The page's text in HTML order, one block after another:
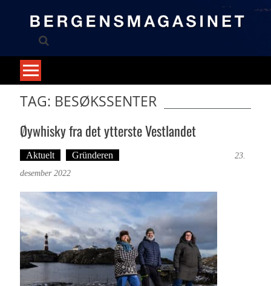
TAG: BESØKSSENTER
Øywhisky fra det ytterste Vestlandet
Aktuelt Gründeren
23.
desember 2022